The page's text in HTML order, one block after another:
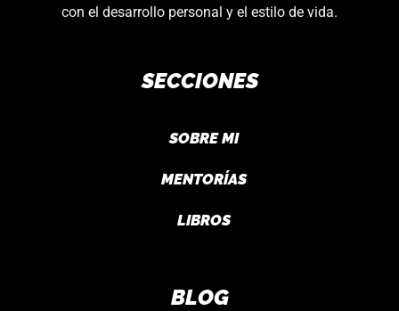
con el desarrollo personal y el estilo de vida.
SECCIONES
SOBRE MI
MENTORÍAS
LIBROS
BLOG